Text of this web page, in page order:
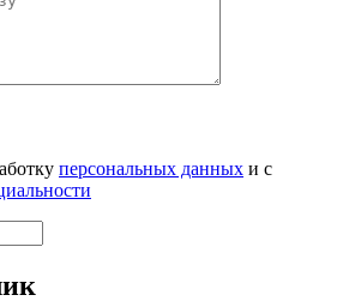
персональных данных и с